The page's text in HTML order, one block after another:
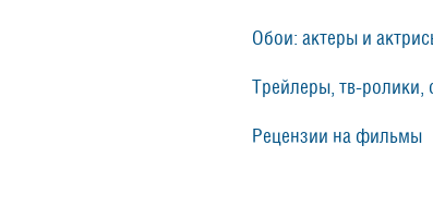
Обои: актеры и
Трейлеры, тв-ролики,
Рецензии на фильмы